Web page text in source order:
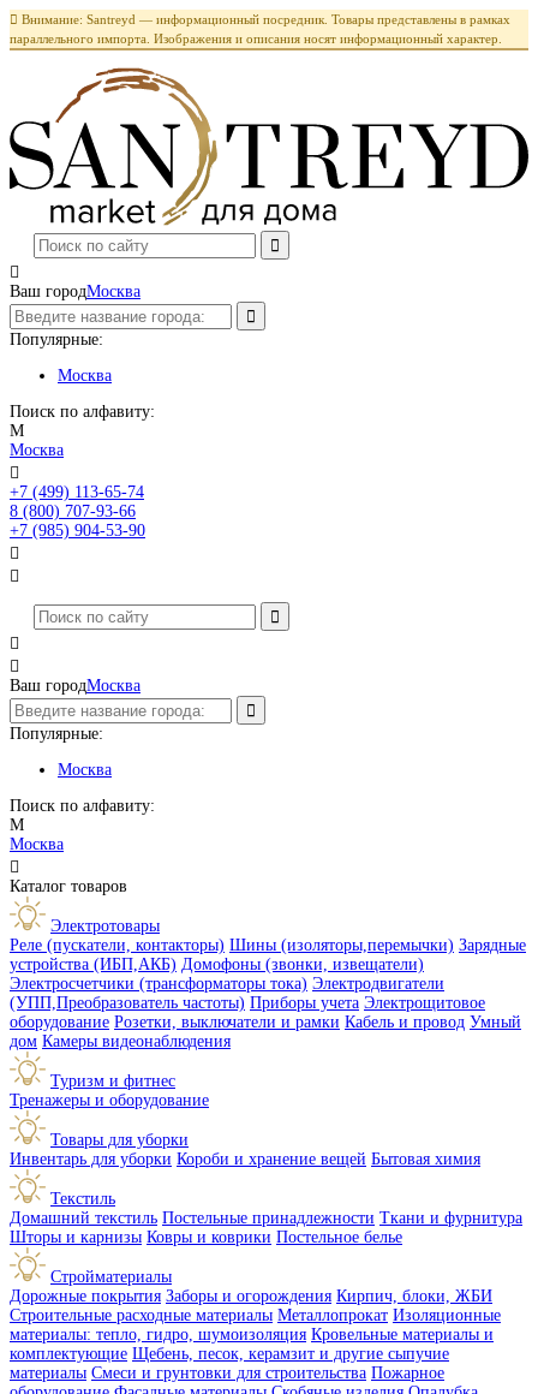
 Внимание: Santreyd — информационный посредник. Товары представлены в рамках
параллельного импорта. Изображения и описания носят информационный характер.

Ваш городМосква
Популярные:
Москва
Поиск по алфавиту:
М
Москва

+7 (499) 113-65-74
8 (800) 707-93-66
+7 (985) 904-53-90




Ваш городМосква
Популярные:
Москва
Поиск по алфавиту:
М
Москва

Каталог товаров
Электротовары
Реле (пускатели, контакторы) Шины (изоляторы,перемычки) Зарядные
устройства (ИБП,АКБ) Домофоны (звонки, извещатели)
Электросчетчики (трансформаторы тока) Электродвигатели
(УПП,Преобразователь частоты) Приборы учета Электрощитовое
оборудование Розетки, выключатели и рамки Кабель и провод Умный
дом Камеры видеонаблюдения
Туризм и фитнес
Тренажеры и оборудование
Товары для уборки
Инвентарь для уборки Короби и хранение вещей Бытовая химия
Текстиль
Домашний текстиль Постельные принадлежности Ткани и фурнитура
Шторы и карнизы Ковры и коврики Постельное белье
Стройматериалы
Дорожные покрытия Заборы и огорождения Кирпич, блоки, ЖБИ
Строительные расходные материалы Металлопрокат Изоляционные
материалы: тепло, гидро, шумоизоляция Кровельные материалы и
комплектующие Щебень, песок, керамзит и другие сыпучие
материалы Смеси и грунтовки для строительства Пожарное